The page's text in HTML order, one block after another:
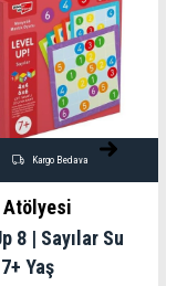
8 | Sayılar Su
Yaş
Kargo Bedava